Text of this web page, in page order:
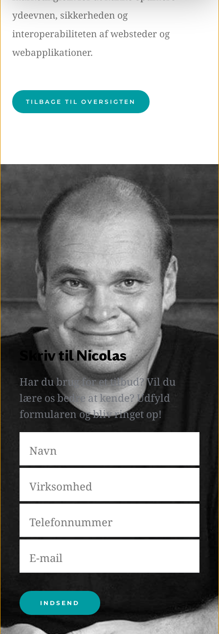
ydeevnen, sikkerheden og
interoperabiliteten af websteder og
webapplikationer.
TILBAGE TIL OVERSIGTEN
Skriv til Nicolas
Har du brug for et tilbud? Vil du
lære os bedre at kende? Udfyld
formularen og bliv ringet op!